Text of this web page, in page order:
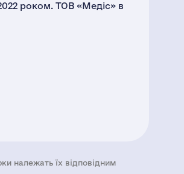
роком. ТОВ «Медіс» в
належать їх відповідним